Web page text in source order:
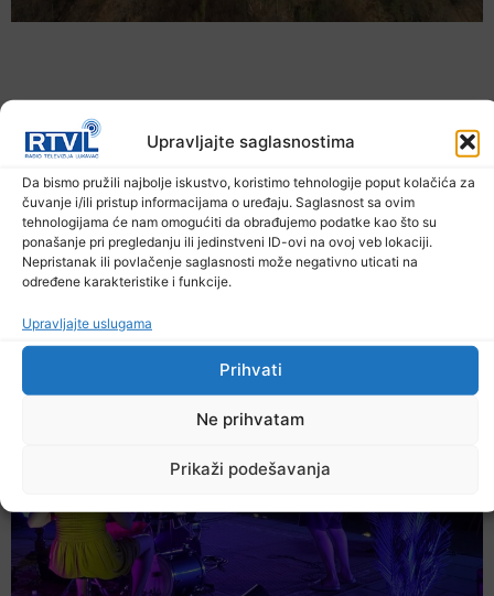
Upravljajte saglasnostima
Da bismo pružili najbolje iskustvo, koristimo tehnologije poput kolačića za
čuvanje i/ili pristup informacijama o uređaju. Saglasnost sa ovim
tehnologijama će nam omogućiti da obrađujemo podatke kao što su
ponašanje pri pregledanju ili jedinstveni ID-ovi na ovoj veb lokaciji.
Nepristanak ili povlačenje saglasnosti može negativno uticati na
određene karakteristike i funkcije.
Upravljajte uslugama
Prihvati
Ne prihvatam
Prikaži podešavanja
U TK povećan broj požara
7. Augusta 2026.